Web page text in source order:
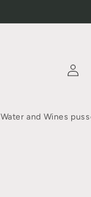
Water and Wines
Logga